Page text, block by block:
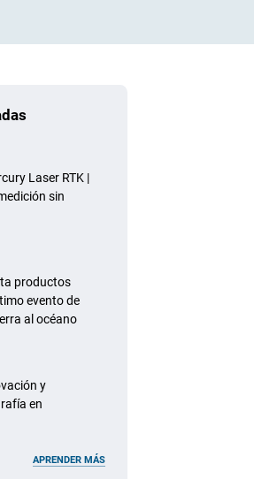
Laser RTK |
sin
productos
evento de
al océano
y
en
APRENDER MÁS